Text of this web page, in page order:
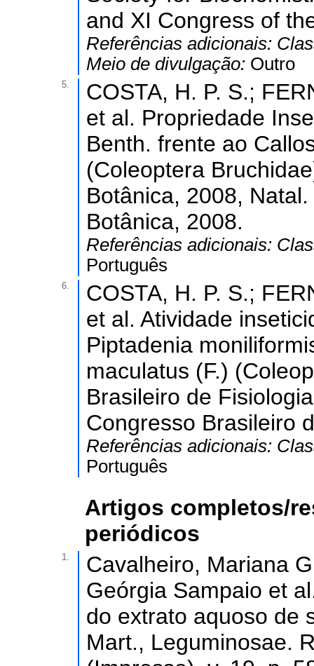
and XI Congress of
Referências adicionais:
Meio de divulgação: Outro
5.
COSTA, H. P. S.;
et al. Propriedade
Benth. frente ao
(Coleoptera
Botânica, 2008,
Botânica, 2008.
Referências adicionais:
Português
6.
COSTA, H. P. S.;
et al. Atividade
Piptadenia
maculatus (F.)
Brasileiro de
Congresso Brasileiro
Referências adicionais:
Português
Artigos completos/
periódicos
1.
Cavalheiro, Mariana
Geórgia Sampaio et
do extrato aquoso de
Mart., Leguminosae.